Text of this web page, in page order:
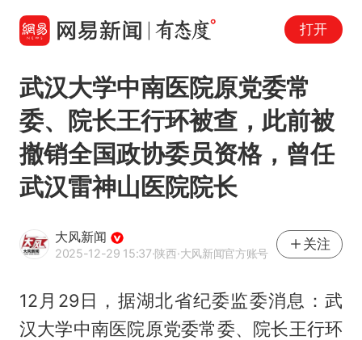
打开
武汉大学中南医院原党委常
委、院长王行环被查，此前被
撤销全国政协委员资格，曾任
武汉雷神山医院院长
大风新闻
2025-12-29 15:37·陕西·大风新闻官方账号
关注
12月29日，据湖北省纪委监委消息：武
汉大学中南医院原党委常委、院长王行环